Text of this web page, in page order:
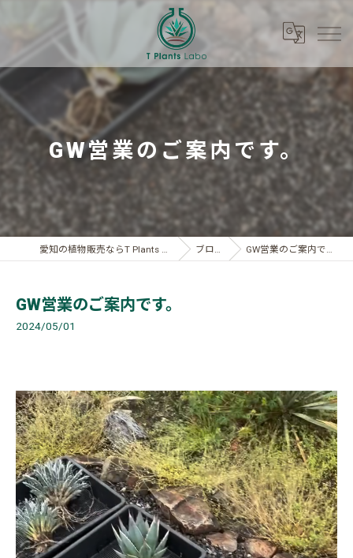
GW営業のご案内です。
愛知の植物販売ならT Plants Labo ブログ GW営業のご案内です。
GW営業のご案内です。
2024/05/01